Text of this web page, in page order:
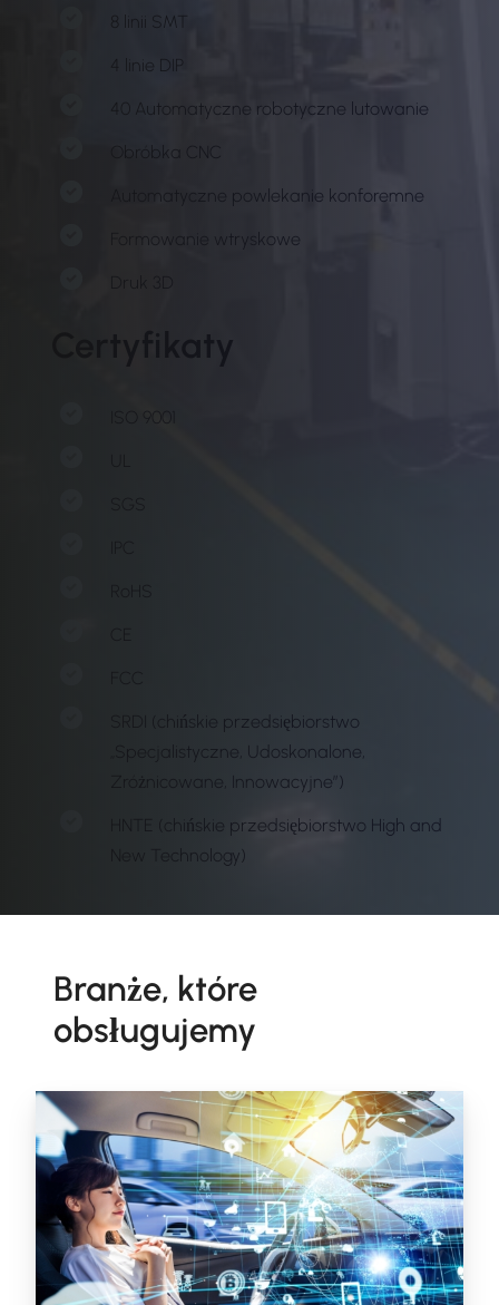
8 linii SMT
4 linie DIP
40 Automatyczne robotyczne lutowanie
Obróbka CNC
Automatyczne powlekanie konforemne
Formowanie wtryskowe
Certyfikaty
SRDI (chińskie przedsiębiorstwo
„Specjalistyczne, Udoskonalone,
Zróżnicowane, Innowacyjne”)
HNTE (chińskie przedsiębiorstwo High and
New Technology)
Branże, które
obsługujemy